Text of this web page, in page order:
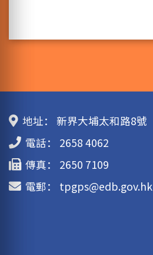
地址：
新界大埔太和路8號
電話：
2658 4062
傳真：
2650 7109
電郵：
tpgps@edb.gov.hk